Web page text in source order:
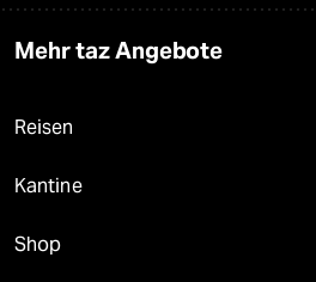
Mehr taz Angebote
Reisen
Kantine
Shop